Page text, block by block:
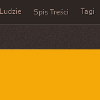
Ludzie Spis Treści Tagi